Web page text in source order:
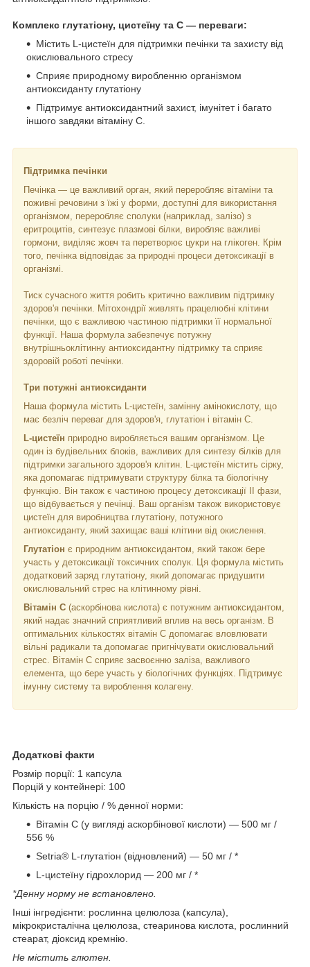
Комплекс глутатіону, цистеїну та С — переваги:
Містить L-цистеїн для підтримки печінки та захисту від
окислювального стресу
Сприяє природному виробленню організмом
антиоксиданту глутатіону
Підтримує антиоксидантний захист, імунітет і багато
іншого завдяки вітаміну С.
Підтримка печінки
Печінка — це важливий орган, який переробляє вітаміни та
поживні речовини з їжі у форми, доступні для використання
організмом, переробляє сполуки (наприклад, залізо) з
еритроцитів, синтезує плазмові білки, виробляє важливі
гормони, виділяє жовч та перетворює цукри на глікоген. Крім
того, печінка відповідає за природні процеси детоксикації в
організмі.
Тиск сучасного життя робить критично важливим підтримку
здоров'я печінки. Мітохондрії живлять працелюбні клітини
печінки, що є важливою частиною підтримки її нормальної
функції. Наша формула забезпечує потужну
внутрішньоклітинну антиоксидантну підтримку та сприяє
здоровій роботі печінки.
Три потужні антиоксиданти
Наша формула містить L-цистеїн, замінну амінокислоту, що
має безліч переваг для здоров'я, глутатіон і вітамін С.
L-цистеїн природно виробляється вашим організмом. Це
один із будівельних блоків, важливих для синтезу білків для
підтримки загального здоров'я клітин. L-цистеїн містить сірку,
яка допомагає підтримувати структуру білка та біологічну
функцію. Він також є частиною процесу детоксикації II фази,
що відбувається у печінці. Ваш організм також використовує
цистеїн для виробництва глутатіону, потужного
антиоксиданту, який захищає ваші клітини від окислення.
Глутатіон є природним антиоксидантом, який також бере
участь у детоксикації токсичних сполук. Ця формула містить
додатковий заряд глутатіону, який допомагає придушити
окислювальний стрес на клітинному рівні.
Вітамін С (аскорбінова кислота) є потужним антиоксидантом,
який надає значний сприятливий вплив на весь організм. В
оптимальних кількостях вітамін С допомагає вловлювати
вільні радикали та допомагає пригнічувати окислювальний
стрес. Вітамін С сприяє засвоєнню заліза, важливого
елемента, що бере участь у біологічних функціях. Підтримує
імунну систему та вироблення колагену.
Додаткові факти
Розмір порції: 1 капсула
Порцій у контейнері: 100
Кількість на порцію / % денної норми:
Вітамін С (у вигляді аскорбінової кислоти) — 500 мг /
556 %
Setria® L-глутатіон (відновлений) — 50 мг / *
L-цистеїну гідрохлорид — 200 мг / *
*Денну норму не встановлено.
Інші інгредієнти: рослинна целюлоза (капсула),
мікрокристалічна целюлоза, стеаринова кислота, рослинний
стеарат, діоксид кремнію.
Не містить глютен.